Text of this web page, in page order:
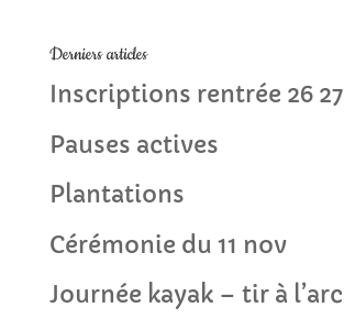
Derniers articles
Inscriptions rentrée 26 27
Pauses actives
Plantations
Cérémonie du 11 nov
Journée kayak – tir à l’arc